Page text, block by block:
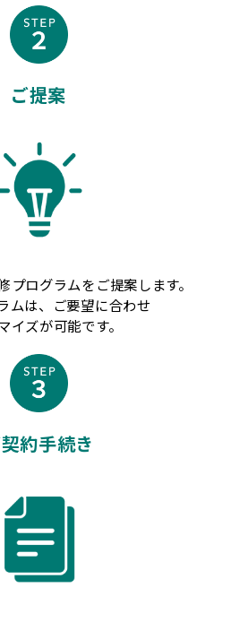
ご提案
プログラムをご提案します。
ムは、ご要望に合わせ
イズが可能です。
約手続き